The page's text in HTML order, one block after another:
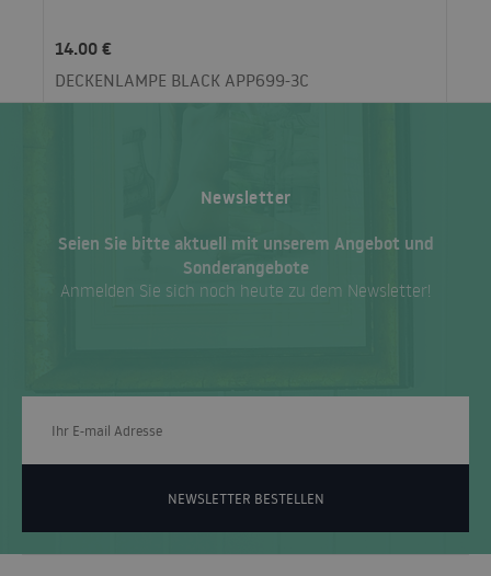
14.00 €
DECKENLAMPE BLACK APP699-3C
Newsletter
Seien Sie bitte aktuell mit unserem Angebot und
Sonderangebote
Anmelden Sie sich noch heute zu dem Newsletter!
NEWSLETTER BESTELLEN